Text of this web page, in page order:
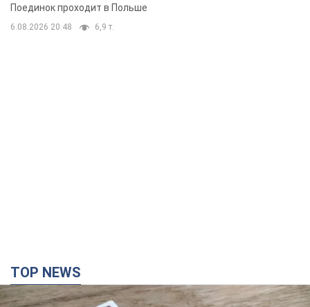
Поединок проходит в Польше
6.08.2026 20:48 6,9 т.
TOP NEWS